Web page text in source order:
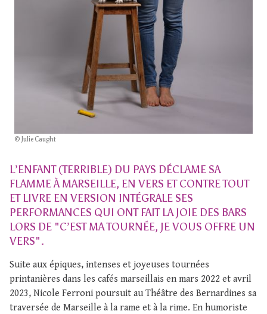
© Julie Caught
L’ENFANT (TERRIBLE) DU PAYS DÉCLAME SA
FLAMME À MARSEILLE, EN VERS ET CONTRE TOUT
ET LIVRE EN VERSION INTÉGRALE SES
PERFORMANCES QUI ONT FAIT LA JOIE DES BARS
LORS DE "C’EST MA TOURNÉE, JE VOUS OFFRE UN
VERS".
Suite aux épiques, intenses et joyeuses tournées
printanières dans les cafés marseillais en mars 2022 et avril
2023, Nicole Ferroni poursuit au Théâtre des Bernardines sa
traversée de Marseille à la rame et à la rime. En humoriste